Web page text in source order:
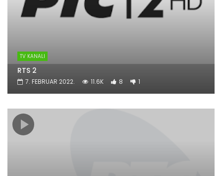
TV KANALI
RTS 2
7. FEBRUAR 2022. 11.6K 8 1